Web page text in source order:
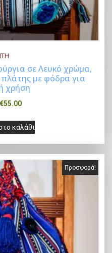
0
ι
:
€
.
0
0
Buy Now
σε Λευκό χρώμα,
με φόδρα για
χρήση
O
n
€55.00Η
ρ
έ
χ
υ
σ
α
τ
ι
μ
καλάθι
Προσφορά!